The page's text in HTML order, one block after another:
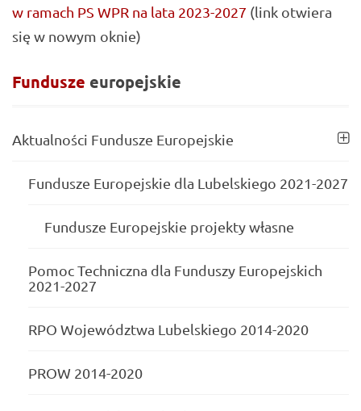
w ramach PS WPR na lata 2023-2027 (link otwiera
się w nowym oknie)
Fundusze europejskie
Aktualności Fundusze Europejskie
Fundusze Europejskie dla Lubelskiego 2021-2027
Fundusze Europejskie projekty własne
Pomoc Techniczna dla Funduszy Europejskich
2021-2027
RPO Województwa Lubelskiego 2014-2020
PROW 2014-2020